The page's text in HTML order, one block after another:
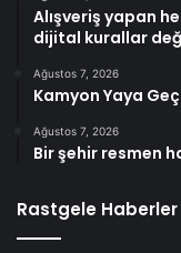
Alışveriş yapan
dijital kurallar
Ağustos 7, 2026
Kamyon Yaya
Ağustos 7, 2026
Bir şehir resmen
Rastgele Haberler